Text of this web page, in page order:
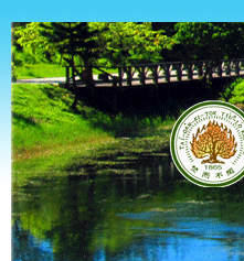
左營長老教會